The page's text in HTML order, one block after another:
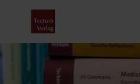
Fachbereich